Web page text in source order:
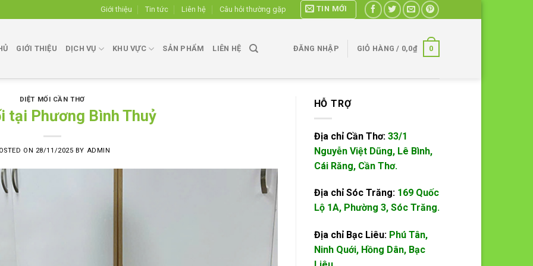
Giới thiệu Tin tức Liên hệ Câu hỏi thường gặp TIN MỚI
GIỚI THIỆU DỊCH VỤ KHU VỰC SẢN PHẨM LIÊN HỆ ĐĂNG NHẬP GIỎ HÀNG / 0,0₫ 0
DIỆT MỐI CẦN THƠ
tại Phương Bình Thuỷ
ON 28/11/2025 BY ADMIN
HỖ TRỢ
Địa chỉ Cần Thơ: 33/1
Nguyễn Việt Dũng, Lê Bình,
Cái Răng, Cần Thơ.
Địa chỉ Sóc Trăng: 169 Quốc
Lộ 1A, Phường 3, Sóc Trăng.
Địa chỉ Bạc Liêu: Phú Tân,
Ninh Quới, Hồng Dân, Bạc